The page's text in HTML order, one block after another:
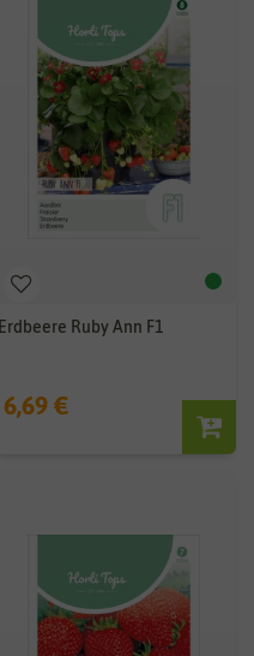
Erdbeere Ruby Ann F1
6,69 €